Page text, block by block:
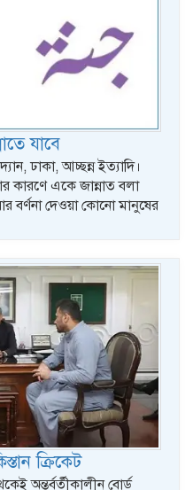
যাবে
ঢাকা, আচ্ছন্ন ইত্যাদি।
কারণে একে জান্নাত বলা
বর্ণনা দেওয়া কোনো মানুষের
ক্রিকেট
অন্তর্বর্তীকালীন বোর্ড